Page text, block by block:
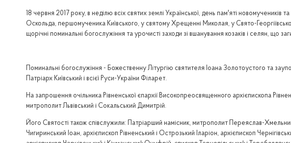
18 червня 2017 року, в неділю всіх святих землі Української, день пам'яті новомучеників
Оскольда, першомученика Київського, у святому Хрещенні Миколая, у Свято-
щорічні поминальні богослужіння та урочисті заходи зі вшанування козаків і селян, що
Поминальні богослужіння - Божественну Літургію святителя Іоана Золотоустого та
Патріарх Київський і всієї Руси-України Філарет.
На запрошення очільника Рівненської єпархії Високопреосвященного архієпископа
митрополит Львівський і Сокальський Димитрій.
Його Святості також співслужили: Патріарший намісник, митрополит Переяслав-
Чигиринський Іоан, архієпископ Рівненський і Острозький Іларіон, архієпископ